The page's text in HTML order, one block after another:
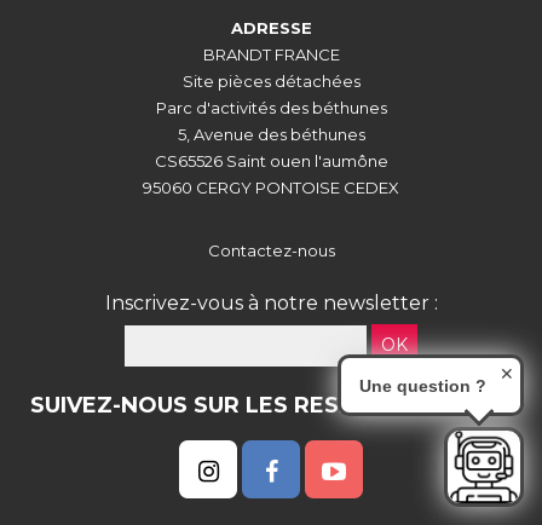
ADRESSE
BRANDT FRANCE
Site pièces détachées
Parc d'activités des béthunes
5, Avenue des béthunes
CS65526 Saint ouen l'aumône
95060 CERGY PONTOISE CEDEX
Contactez-nous
Inscrivez-vous à notre newsletter :
OK
SUIVEZ-NOUS SUR LES RESEAUX SOCIAUX
Une question ?
✕